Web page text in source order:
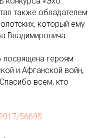
также обладателем
который ему
Владимировича.
посвящена героям
и Афганской войн,
всем, кто
56695